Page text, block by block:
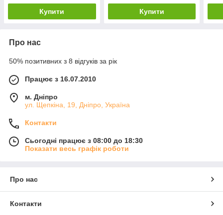
Купити Купити
Про нас
50% позитивних з 8 відгуків за рік
Працює з 16.07.2010
м. Дніпро
ул. Щепкіна, 19, Дніпро, Україна
Контакти
Сьогодні працює з 08:00 до 18:30
Показати весь графік роботи
Про нас
Контакти